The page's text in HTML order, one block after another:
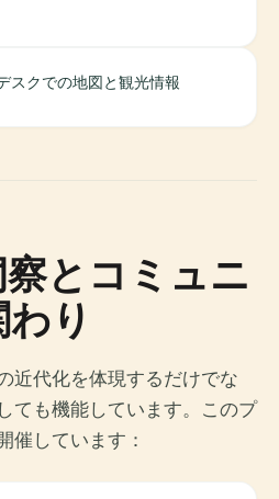
スクでの地図と観光情報
とコミュニ
り
近代化を体現するだけでな
ても機能しています。このプ
催しています：